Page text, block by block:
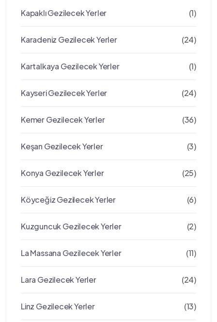
Kapaklı Gezilecek Yerler (1)
Karadeniz Gezilecek Yerler (24)
Kartalkaya Gezilecek Yerler (1)
Kayseri Gezilecek Yerler (24)
Kemer Gezilecek Yerler (36)
Keşan Gezilecek Yerler (3)
Konya Gezilecek Yerler (25)
Köyceğiz Gezilecek Yerler (6)
Kuzguncuk Gezilecek Yerler (2)
La Massana Gezilecek Yerler (11)
Lara Gezilecek Yerler (24)
Linz Gezilecek Yerler (13)